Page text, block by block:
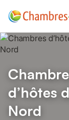
d’hôtes
Nord